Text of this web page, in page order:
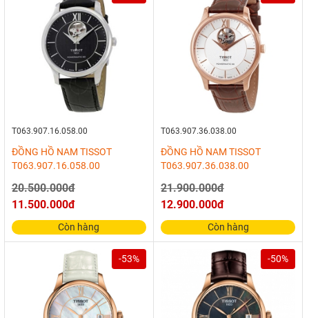
T063.907.16.058.00
ĐỒNG HỒ NAM TISSOT
T063.907.16.058.00
20.500.000đ
11.500.000đ
Còn hàng
T063.907.36.038.00
ĐỒNG HỒ NAM TISSOT
T063.907.36.038.00
21.900.000đ
12.900.000đ
Còn hàng
-53% -50%